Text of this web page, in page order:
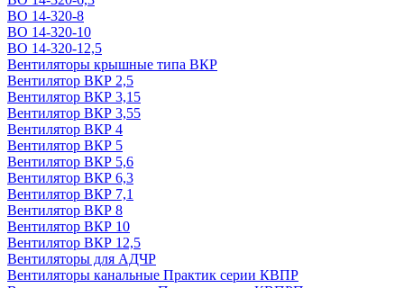
ВО 14-320-8
ВО 14-320-10
ВО 14-320-12,5
Вентиляторы крышные типа ВКР
Вентилятор ВКР 2,5
Вентилятор ВКР 3,15
Вентилятор ВКР 3,55
Вентилятор ВКР 4
Вентилятор ВКР 5
Вентилятор ВКР 5,6
Вентилятор ВКР 6,3
Вентилятор ВКР 7,1
Вентилятор ВКР 8
Вентилятор ВКР 10
Вентилятор ВКР 12,5
Вентиляторы для АДЧР
Вентиляторы канальные Практик серии КВПР